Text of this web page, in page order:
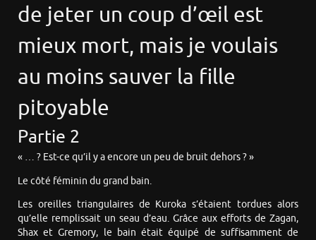
de jeter un coup d’œil est
mieux mort, mais je voulais
au moins sauver la fille
pitoyable
Partie 2
« … ? Est-ce qu’il y a encore un peu de bruit dehors ? »
Le côté féminin du grand bain.
Les oreilles triangulaires de Kuroka s’étaient tordues alors
qu’elle remplissait un seau d’eau. Grâce aux efforts de Zagan,
Shax et Gremory, le bain était équipé de suffisamment de